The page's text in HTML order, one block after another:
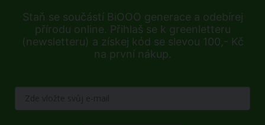
Staň se součástí BiOOO generace a odebírej
přírodu online. Přihlaš se k greenletteru
(newsletteru) a získej kód se slevou 100,- Kč
na první nákup.